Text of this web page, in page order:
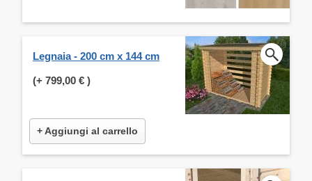
Legnaia - 200 cm x 144 cm
(+ 799,00 € )
+ Aggiungi al carrello